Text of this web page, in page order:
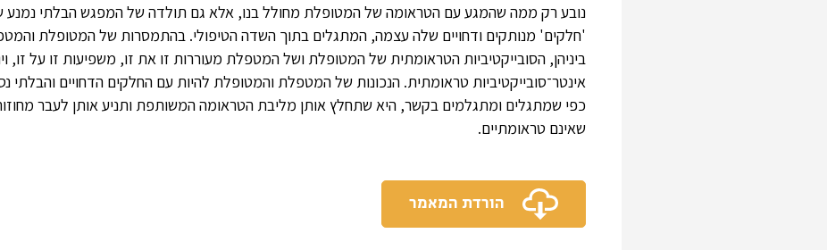
נובע רק ממה שהמגע עם הטראומה של המטופלת מחולל בנו, אלא גם תולדה של המפגש הבלתי
'חלקים' מנותקים ודחויים שלה עצמה, המתגלים בתוך השדה הטיפולי. בהתמסרות של המטופלת
ביניהן, הסובייקטיביות הטראומתית של המטופלת ושל המטפלת מעוררות זו את זו, משפיעות זו על זו,
אינטר־סובייקטיביות טראומתית. הנכונות של המטפלת והמטופלת להיות עם החלקים הדחויים
כפי שמתגלים ומתגלמים בקשר, היא שתחלץ אותן מליבת הטראומה המשותפת ותניע אותן לעבר
שאינם טראומתיים.
הורדת המאמר